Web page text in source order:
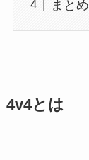
まとめ
4v4とは